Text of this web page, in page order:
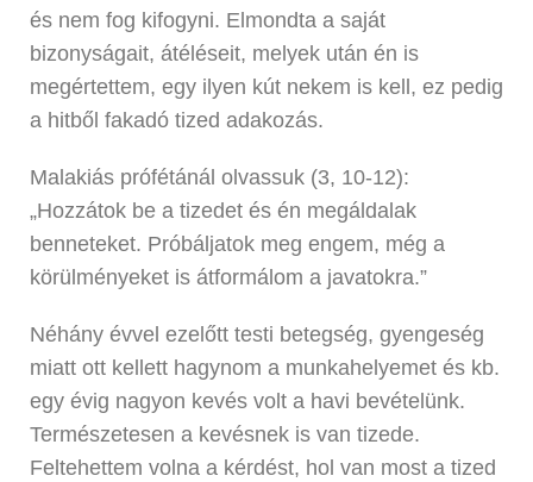
és nem fog kifogyni. Elmondta a saját
bizonyságait, átéléseit, melyek után én is
megértettem, egy ilyen kút nekem is kell, ez pedig
a hitből fakadó tized adakozás.
Malakiás prófétánál olvassuk (3, 10-12):
„Hozzátok be a tizedet és én megáldalak
benneteket. Próbáljatok meg engem, még a
körülményeket is átformálom a javatokra.”
Néhány évvel ezelőtt testi betegség, gyengeség
miatt ott kellett hagynom a munkahelyemet és kb.
egy évig nagyon kevés volt a havi bevételünk.
Természetesen a kevésnek is van tizede.
Feltehettem volna a kérdést, hol van most a tized